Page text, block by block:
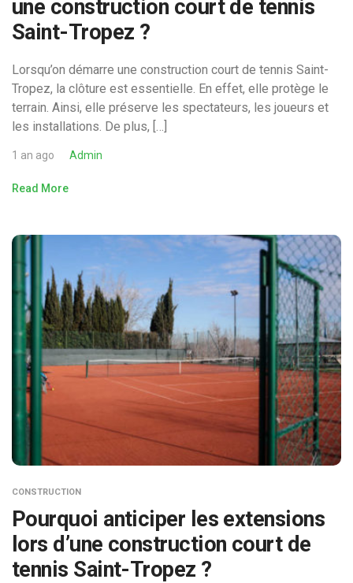
une construction court de tennis
Saint-Tropez ?
Lorsqu’on démarre une construction court de tennis Saint-
Tropez, la clôture est essentielle. En effet, elle protège le
terrain. Ainsi, elle préserve les spectateurs, les joueurs et
les installations. De plus, […]
1 an ago Admin
Read More
CONSTRUCTION
Pourquoi anticiper les extensions
lors d’une construction court de
tennis Saint-Tropez ?